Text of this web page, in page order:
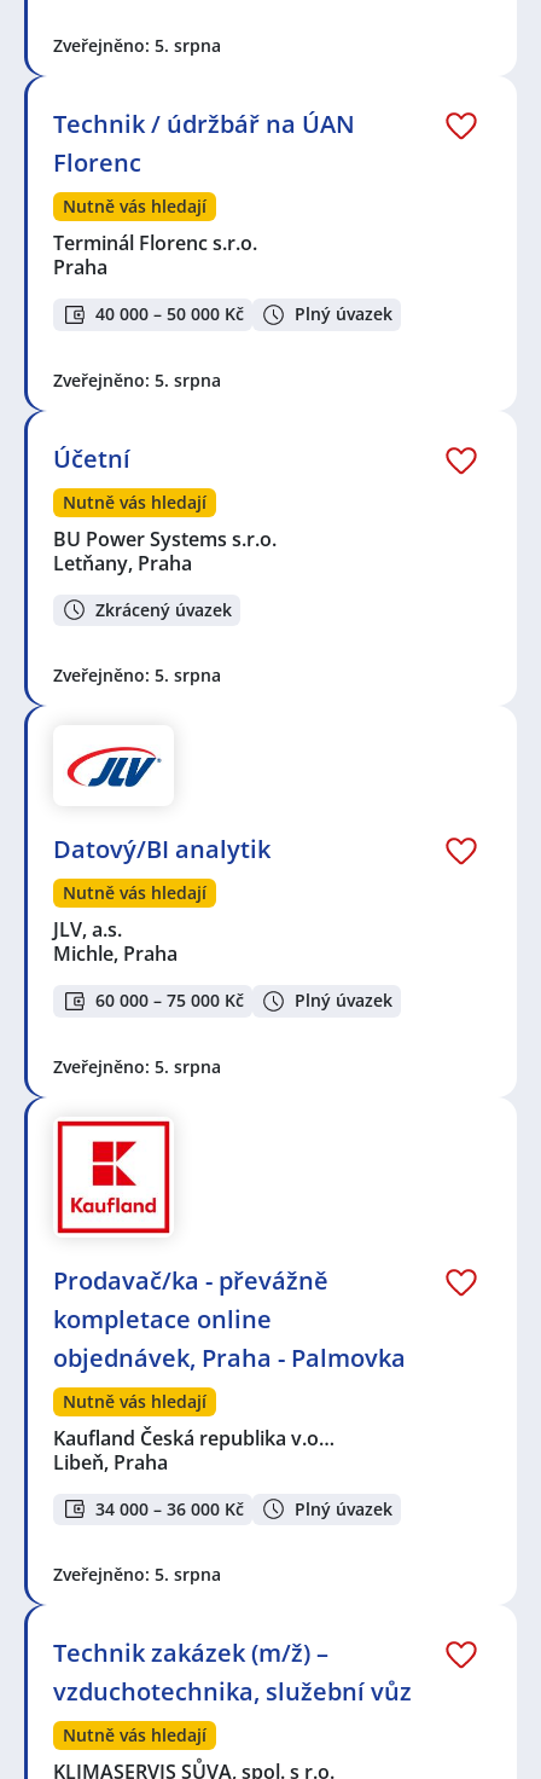
Zveřejněno: 5. srpna
Technik / údržbář na ÚAN
Florenc
Nutně vás hledají
Terminál Florenc s.r.o.
Praha
40 000 – 50 000 Kč Plný úvazek
Zveřejněno: 5. srpna
Účetní
Nutně vás hledají
BU Power Systems s.r.o.
Letňany, Praha
Zkrácený úvazek
Zveřejněno: 5. srpna
Datový/BI analytik
Nutně vás hledají
JLV, a.s.
Michle, Praha
60 000 – 75 000 Kč Plný úvazek
Zveřejněno: 5. srpna
Prodavač/ka - převážně
kompletace online
objednávek, Praha - Palmovka
Nutně vás hledají
Kaufland Česká republika v.o…
Libeň, Praha
34 000 – 36 000 Kč Plný úvazek
Zveřejněno: 5. srpna
Technik zakázek (m/ž) –
vzduchotechnika, služební vůz
Nutně vás hledají
KLIMASERVIS SŮVA, spol. s r.o.